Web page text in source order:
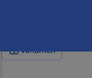
Varianten